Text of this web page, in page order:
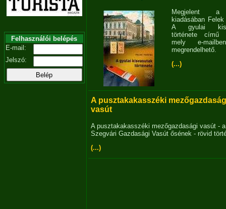
Felhasználói belépés
E-mail:
Jelszó:
Megjelent
kiadásában
A gyulai
története című
mely e-
megrendelhető.
(...)
A pusztakakasszéki
vasút
A pusztakakasszéki mezőgazdasági vasút - a
Szegvári Gazdasági Vasút ősének - rövid
(...)